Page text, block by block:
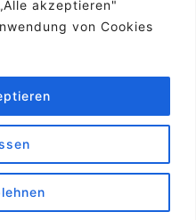
akzeptieren"
von Cookies
Erstellt mitGeneratePress